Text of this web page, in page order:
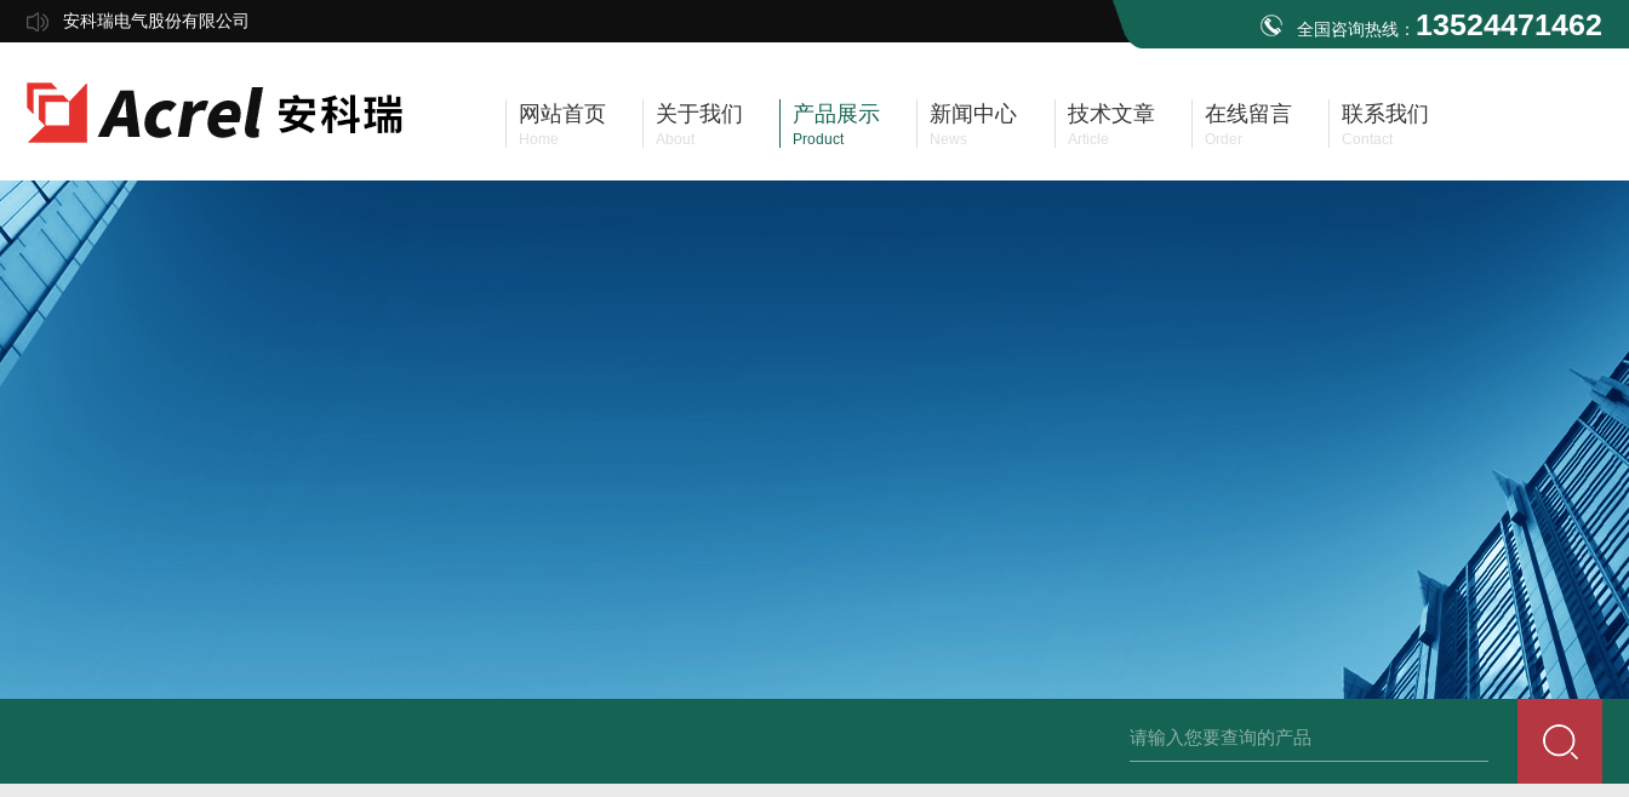
安科瑞电气股份有限公司 全国咨询热线： 13524471462
网站首页
Home
关于我们
About
产品展示
Product
新闻中心
News
技术文章
Article
在线留言
Order
联系我们
Contact